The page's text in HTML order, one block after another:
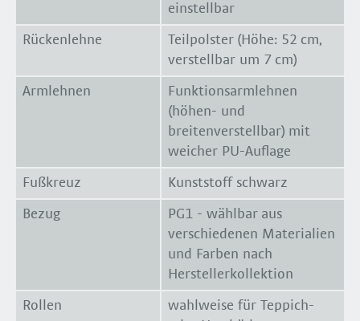
einstellbar
Rückenlehne
Teilpolster (Höhe: 52 cm,
verstellbar um 7 cm)
Armlehnen
Funktionsarmlehnen
(höhen- und
breitenverstellbar) mit
weicher PU-Auflage
Fußkreuz Kunststoff schwarz
Bezug
PG1 - wählbar aus
verschiedenen Materialien
und Farben nach
Herstellerkollektion
Rollen
wahlweise für Teppich-